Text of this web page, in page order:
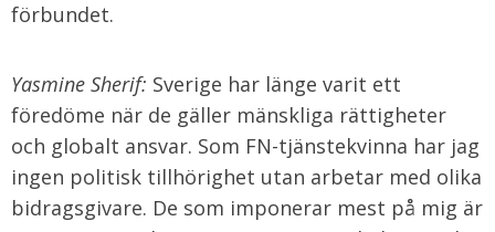
förbundet.
Yasmine Sherif: Sverige har länge varit ett
föredöme när de gäller mänskliga rättigheter
och globalt ansvar. Som FN-tjänstekvinna har jag
ingen politisk tillhörighet utan arbetar med olika
bidragsgivare. De som imponerar mest på mig är